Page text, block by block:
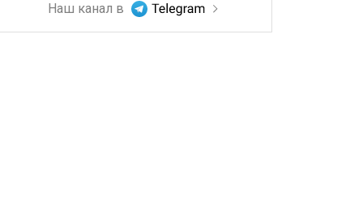
Наш канал в